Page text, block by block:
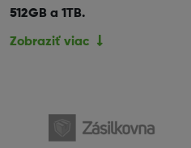
512GB a 1TB.
Zobraziť viac
iPhone 15 pre
iPhone 15 Pro Max je špičkový